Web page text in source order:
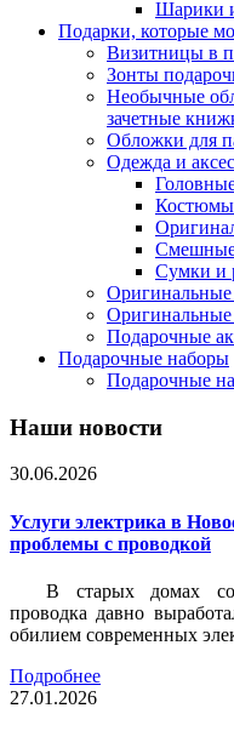
Шарики
Подарки, которые
Визитницы в
Зонты
Необычные
зачетные
Обложки для
Одежда и
Костюмы
Сумки и
Оригинальные
Оригинальные
Подарочные
Подарочные наборы
Подарочные
Наши новости
30.06.2026
Услуги электрика в
проблемы с проводкой
В старых домах
проводка давно
обилием современных
Подробнее
27.01.2026